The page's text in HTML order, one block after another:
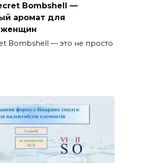
Bombshell —
аромат для
женщин
Bombshell — это не просто